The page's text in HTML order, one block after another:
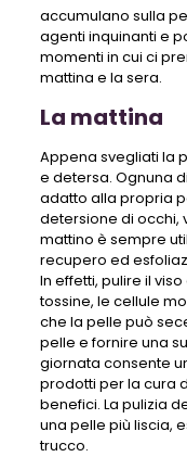
accumulano sulla
agenti inquinanti e
momenti in cui ci
mattina e la sera.
La mattina
Appena svegliati la
e detersa. Ognuna
adatto alla propria
detersione di occhi,
mattino è sempre
recupero ed
In effetti, pulire il
tossine, le cellule
che la pelle può
pelle e fornire una
giornata consente
prodotti per la cura
benefici. La pulizia
una pelle più liscia,
trucco.